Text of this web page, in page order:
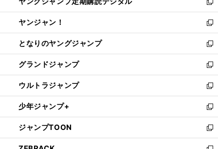
開
く
ド
ウ
で
開
く
い
ウ
ィ
ン
ド
ウ
で
開
く
新
し
い
ウ
ィ
ン
ド
ウ
で
開
く
ヤンジャン！
新
し
い
ウ
ィ
ン
ド
ウ
で
開
く
となりのヤングジャンプ
新
し
い
ウ
ィ
ン
ド
ウ
で
開
グランドジャンプ
新
し
い
ウ
ィ
ン
ド
ウ
ウルトラジャンプ
新
し
い
ウ
ィ
ン
少年ジャンプ+
新
し
い
ウ
ジャンプTOON
新
し